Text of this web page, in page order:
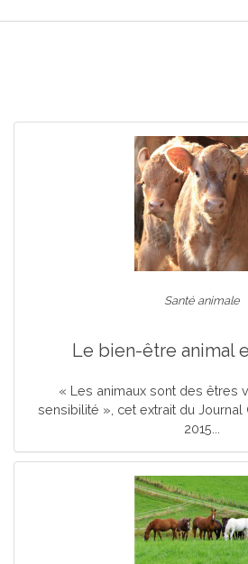
Santé animale
Le bien-être animal
« Les animaux sont des êtres
sensibilité », cet extrait du Journal
2015...